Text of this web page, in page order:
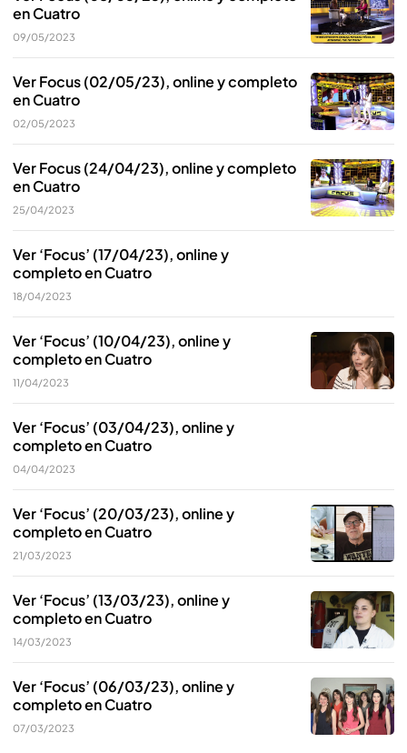
en Cuatro
09/05/2023
Ver Focus (02/05/23), online y completo
en Cuatro
02/05/2023
Ver Focus (24/04/23), online y completo
en Cuatro
25/04/2023
Ver ‘Focus’ (17/04/23), online y
completo en Cuatro
18/04/2023
Ver ‘Focus’ (10/04/23), online y
completo en Cuatro
11/04/2023
Ver ‘Focus’ (03/04/23), online y
completo en Cuatro
04/04/2023
Ver ‘Focus’ (20/03/23), online y
completo en Cuatro
21/03/2023
Ver ‘Focus’ (13/03/23), online y
completo en Cuatro
14/03/2023
Ver ‘Focus’ (06/03/23), online y
completo en Cuatro
07/03/2023